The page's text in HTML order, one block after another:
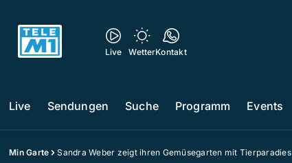
Live WetterKontakt
Live Sendungen Suche Programm Events
Min Garte Sandra Weber zeigt ihren Gemüsegarten mit Tierparadies